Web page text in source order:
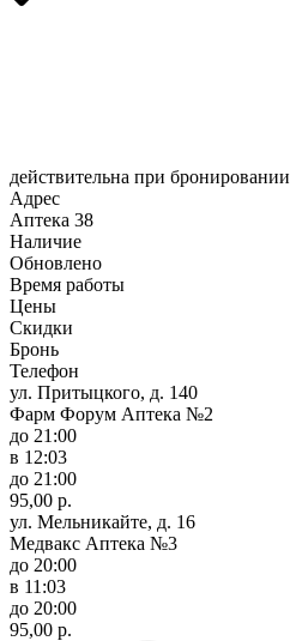
действительна при бронировании
Адрес
Аптека 38
Наличие
Обновлено
Время работы
Цены
Скидки
Бронь
Телефон
ул. Притыцкого, д. 140
Фарм Форум Аптека №2
до 21:00
в 12:03
до 21:00
95,00 р.
ул. Мельникайте, д. 16
Медвакс Аптека №3
до 20:00
в 11:03
до 20:00
95,00 р.